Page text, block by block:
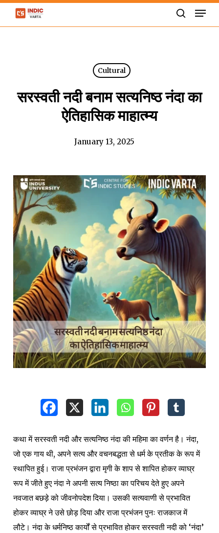
Skip
Cultural
सरस्वती नदी बनाम सत्यनिष्ठ नंदा का
ऐतिहासिक माहात्म्य
January 13, 2025
कथा में सरस्वती नदी और सत्यनिष्ठ नंदा की महिमा का वर्णन है। नंदा,
जो एक गाय थी, अपने सत्य और वचनबद्धता से धर्म के प्रतीक के रूप में
स्थापित हुई। राजा प्रभंजन द्वारा मृगी के शाप से शापित होकर व्याघ्र
रूप में जीते हुए नंदा ने अपनी सत्य निष्ठा का परिचय देते हुए अपने
नवजात बछड़े को जीवनोपदेश दिया। उसकी सत्यवाणी से प्रभावित
होकर व्याघ्र ने उसे छोड़ दिया और राजा प्रभंजन पुनः राजकाज में
लौटे। नंदा के धर्मनिष्ठ कार्यों से प्रभावित होकर सरस्वती नदी को ‘नंदा’